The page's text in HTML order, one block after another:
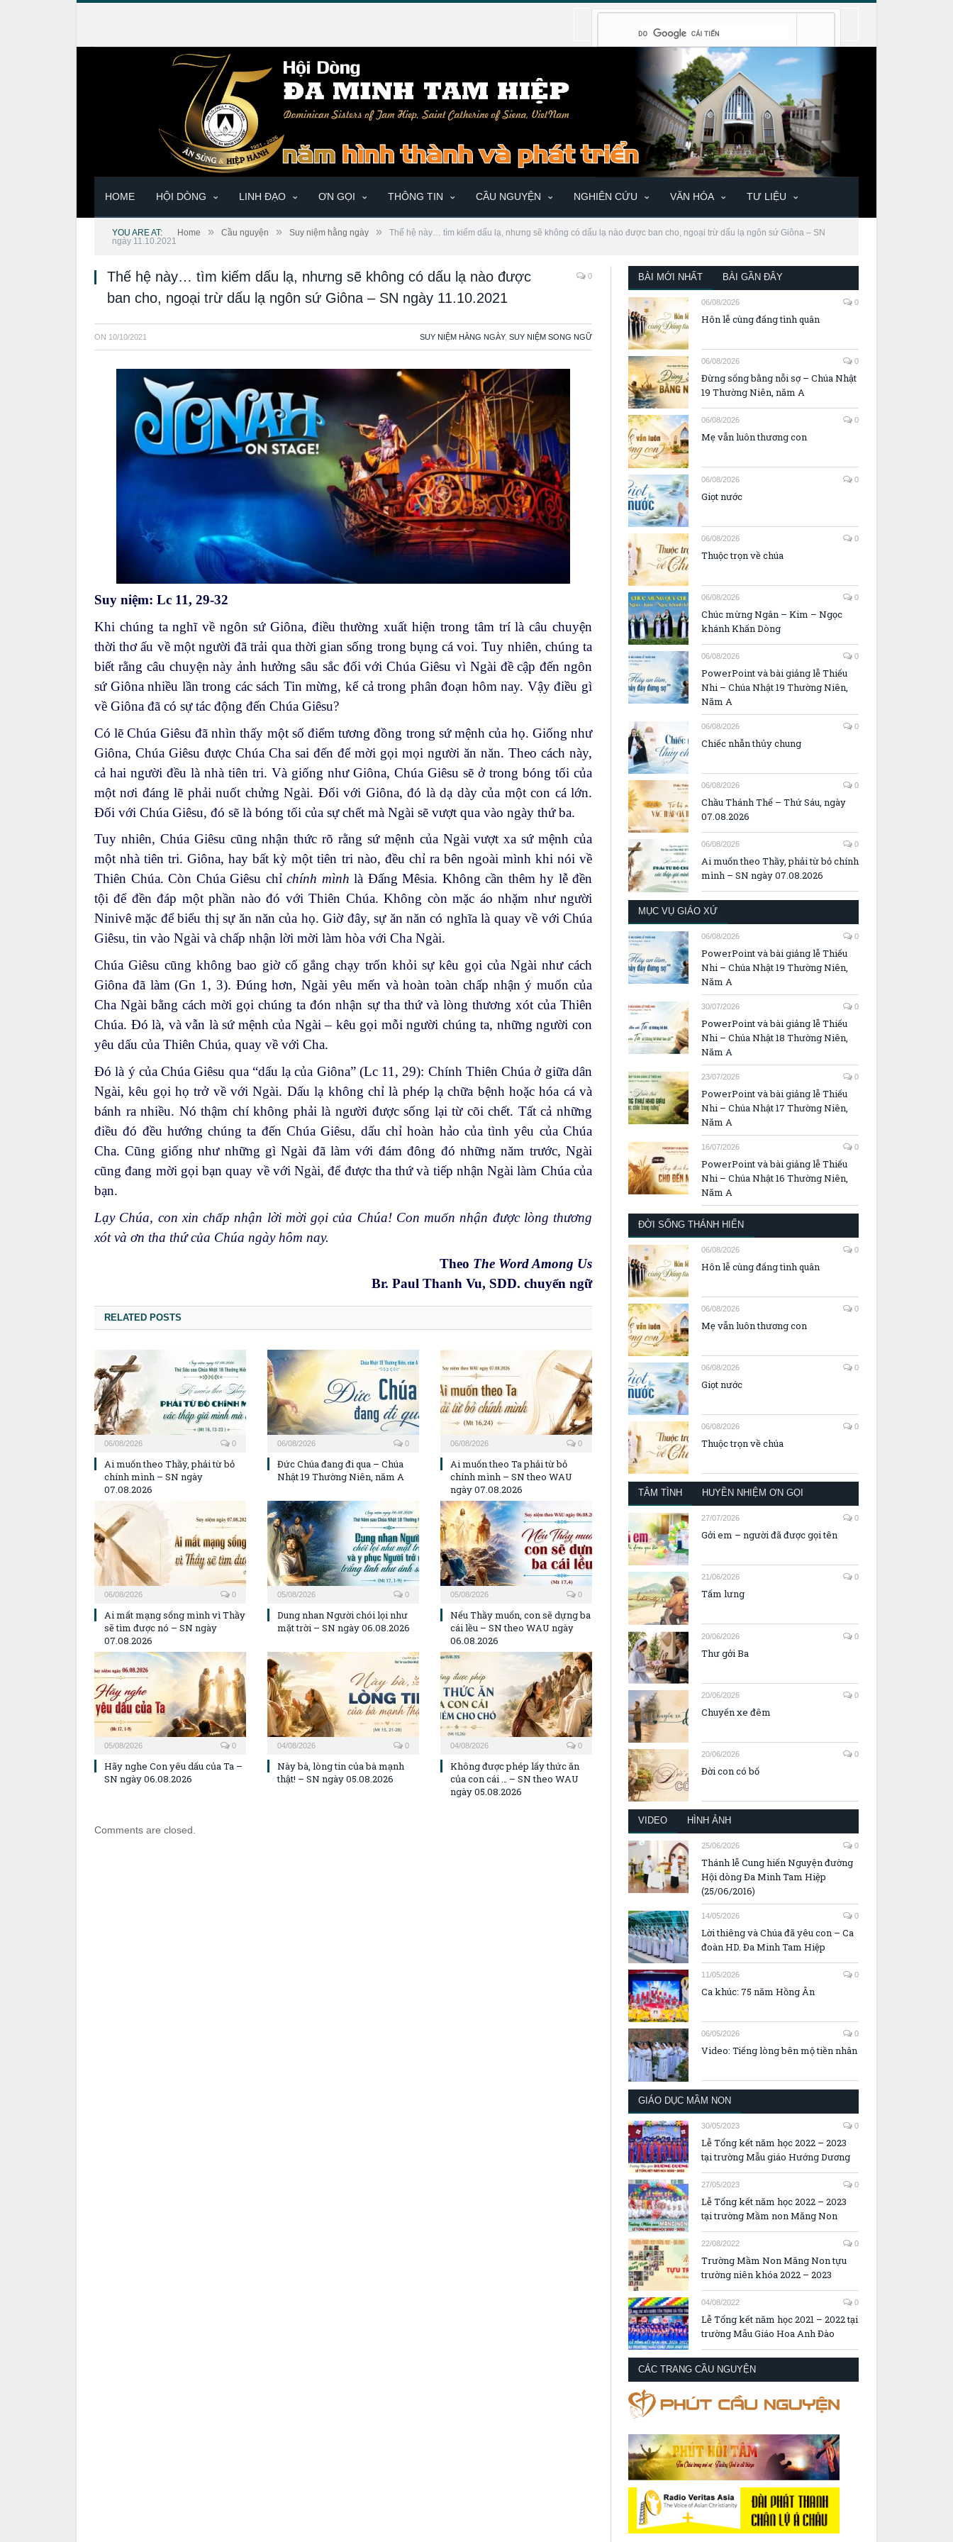
HOME HỘI DÒNG LINH ĐẠO ƠN GỌI THÔNG TIN CẦU NGUYỆN NGHIÊN CỨU VĂN HÓA TƯ LIỆU
YOU ARE AT: Home » Cầu nguyện » Suy niệm hằng ngày »
Thế hệ này… tìm kiếm dấu lạ, nhưng sẽ không có dấu lạ nào được ban cho, ngoại trừ dấu lạ ngôn sứ Giôna – SN
ngày 11.10.2021
Thế hệ này… tìm kiếm dấu lạ, nhưng sẽ không có dấu lạ nào được
ban cho, ngoại trừ dấu lạ ngôn sứ Giôna – SN ngày 11.10.2021
0
ON 10/10/2021 SUY NIỆM HẰNG NGÀY, SUY NIỆM SONG NGỮ
Suy niệm: Lc 11, 29-32
Khi chúng ta nghĩ về ngôn sứ Giôna, điều thường xuất hiện trong tâm trí là câu chuyện
thời thơ ấu về một người đã trải qua thời gian sống trong bụng cá voi. Tuy nhiên, chúng ta
biết rằng câu chuyện này ảnh hưởng sâu sắc đối với Chúa Giêsu vì Ngài đề cập đến ngôn
sứ Giôna nhiều lần trong các sách Tin mừng, kể cả trong phân đoạn hôm nay. Vậy điều gì
về Giôna đã có sự tác động đến Chúa Giêsu?
Có lẽ Chúa Giêsu đã nhìn thấy một số điểm tương đồng trong sứ mệnh của họ. Giống như
Giôna, Chúa Giêsu được Chúa Cha sai đến để mời gọi mọi người ăn năn. Theo cách này,
cả hai người đều là nhà tiên tri. Và giống như Giôna, Chúa Giêsu sẽ ở trong bóng tối của
một nơi đáng lẽ phải nuốt chửng Ngài. Đối với Giôna, đó là dạ dày của một con cá lớn.
Đối với Chúa Giêsu, đó sẽ là bóng tối của sự chết mà Ngài sẽ vượt qua vào ngày thứ ba.
Tuy nhiên, Chúa Giêsu cũng nhận thức rõ rằng sứ mệnh của Ngài vượt xa sứ mệnh của
một nhà tiên tri. Giôna, hay bất kỳ một tiên tri nào, đều chỉ ra bên ngoài mình khi nói về
Thiên Chúa. Còn Chúa Giêsu chỉ chính mình là Đấng Mêsia. Không cần thêm hy lễ đền
tội để đền đáp một phần nào đó với Thiên Chúa. Không còn mặc áo nhặm như người
Ninivê mặc để biểu thị sự ăn năn của họ. Giờ đây, sự ăn năn có nghĩa là quay về với Chúa
Giêsu, tin vào Ngài và chấp nhận lời mời làm hòa với Cha Ngài.
Chúa Giêsu cũng không bao giờ cố gắng chạy trốn khỏi sự kêu gọi của Ngài như cách
Giôna đã làm (Gn 1, 3). Đúng hơn, Ngài yêu mến và hoàn toàn chấp nhận ý muốn của
Cha Ngài bằng cách mời gọi chúng ta đón nhận sự tha thứ và lòng thương xót của Thiên
Chúa. Đó là, và vẫn là sứ mệnh của Ngài – kêu gọi mỗi người chúng ta, những người con
yêu dấu của Thiên Chúa, quay về với Cha.
Đó là ý của Chúa Giêsu qua “dấu lạ của Giôna” (Lc 11, 29): Chính Thiên Chúa ở giữa dân
Ngài, kêu gọi họ trở về với Ngài. Dấu lạ không chỉ là phép lạ chữa bệnh hoặc hóa cá và
bánh ra nhiều. Nó thậm chí không phải là người được sống lại từ cõi chết. Tất cả những
điều đó đều hướng chúng ta đến Chúa Giêsu, dấu chỉ hoàn hảo của tình yêu của Chúa
Cha. Cũng giống như những gì Ngài đã làm với đám đông đó những năm trước, Ngài
cũng đang mời gọi bạn quay về với Ngài, để được tha thứ và tiếp nhận Ngài làm Chúa của
bạn.
Lạy Chúa, con xin chấp nhận lời mời gọi của Chúa! Con muốn nhận được lòng thương
xót và ơn tha thứ của Chúa ngày hôm nay.
Theo The Word Among Us
Br. Paul Thanh Vu, SDD. chuyển ngữ
RELATED POSTS
06/08/2026 0
Ai muốn theo Thầy, phải từ bỏ
chính mình – SN ngày
07.08.2026
06/08/2026 0
Đức Chúa đang đi qua – Chúa
Nhật 19 Thường Niên, năm A
06/08/2026 0
Ai muốn theo Ta phải từ bỏ
chính mình – SN theo WAU
ngày 07.08.2026
06/08/2026 0
Ai mất mạng sống mình vì Thầy
sẽ tìm được nó – SN ngày
07.08.2026
05/08/2026 0
Dung nhan Người chói lọi như
mặt trời – SN ngày 06.08.2026
05/08/2026 0
Nếu Thầy muốn, con sẽ dựng ba
cái lều – SN theo WAU ngày
06.08.2026
05/08/2026 0
Hãy nghe Con yêu dấu của Ta –
SN ngày 06.08.2026
04/08/2026 0
Này bà, lòng tin của bà mạnh
thật! – SN ngày 05.08.2026
04/08/2026 0
Không được phép lấy thức ăn
của con cái … – SN theo WAU
ngày 05.08.2026
Comments are closed.
BÀI MỚI NHẤT BÀI GẦN ĐÂY
06/08/2026 0
Hôn lễ cùng đấng tình quân
06/08/2026 0
Đừng sống bằng nỗi sợ – Chúa Nhật
19 Thường Niên, năm A
06/08/2026 0
Mẹ vẫn luôn thương con
06/08/2026 0
Giọt nước
06/08/2026 0
Thuộc trọn về chúa
06/08/2026 0
Chúc mừng Ngân – Kim – Ngọc
khánh Khấn Dòng
06/08/2026 0
PowerPoint và bài giảng lễ Thiếu
Nhi – Chúa Nhật 19 Thường Niên,
Năm A
06/08/2026 0
Chiếc nhẫn thủy chung
06/08/2026 0
Chầu Thánh Thể – Thứ Sáu, ngày
07.08.2026
06/08/2026 0
Ai muốn theo Thầy, phải từ bỏ chính
mình – SN ngày 07.08.2026
MỤC VỤ GIÁO XỨ
06/08/2026 0
PowerPoint và bài giảng lễ Thiếu
Nhi – Chúa Nhật 19 Thường Niên,
Năm A
30/07/2026 0
PowerPoint và bài giảng lễ Thiếu
Nhi – Chúa Nhật 18 Thường Niên,
Năm A
23/07/2026 0
PowerPoint và bài giảng lễ Thiếu
Nhi – Chúa Nhật 17 Thường Niên,
Năm A
16/07/2026 0
PowerPoint và bài giảng lễ Thiếu
Nhi – Chúa Nhật 16 Thường Niên,
Năm A
ĐỜI SỐNG THÁNH HIẾN
06/08/2026 0
Hôn lễ cùng đấng tình quân
06/08/2026 0
Mẹ vẫn luôn thương con
06/08/2026 0
Giọt nước
06/08/2026 0
Thuộc trọn về chúa
TÂM TÌNH HUYỀN NHIỆM ƠN GỌI
27/07/2026 0
Gởi em – người đã được gọi tên
21/06/2026 0
Tấm lưng
20/06/2026 0
Thư gởi Ba
20/06/2026 0
Chuyến xe đêm
20/06/2026 0
Đời con có bố
VIDEO HÌNH ẢNH
25/06/2026 0
Thánh lễ Cung hiến Nguyện đường
Hội dòng Đa Minh Tam Hiệp
(25/06/2016)
14/05/2026 0
Lời thiêng và Chúa đã yêu con – Ca
đoàn HD. Đa Minh Tam Hiệp
11/05/2026 0
Ca khúc: 75 năm Hồng Ân
06/05/2026 0
Video: Tiếng lòng bên mộ tiền nhân
GIÁO DỤC MẦM NON
30/05/2023 0
Lễ Tổng kết năm học 2022 – 2023
tại trường Mẫu giáo Hướng Dương
27/05/2023 0
Lễ Tổng kết năm học 2022 – 2023
tại trường Mầm non Măng Non
22/08/2022 0
Trường Mầm Non Măng Non tựu
trường niên khóa 2022 – 2023
04/08/2022 0
Lễ Tổng kết năm học 2021 – 2022 tại
trường Mẫu Giáo Hoa Anh Đào
CÁC TRANG CẦU NGUYỆN